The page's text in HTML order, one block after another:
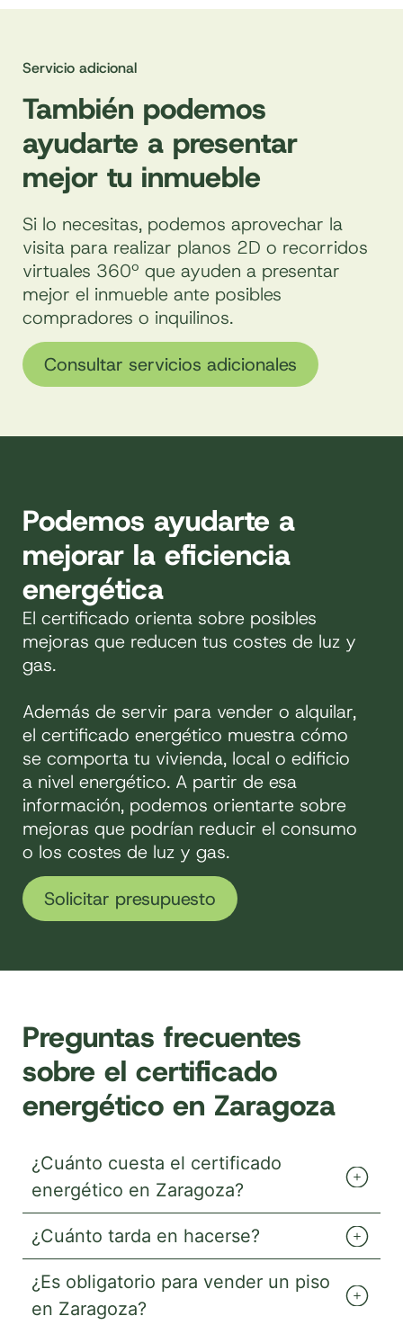
Servicio adicional
También podemos
ayudarte a presentar
mejor tu inmueble
Si lo necesitas, podemos aprovechar la
visita para realizar planos 2D o recorridos
virtuales 360º que ayuden a presentar
mejor el inmueble ante posibles
compradores o inquilinos.
Consultar servicios adicionales
Podemos ayudarte a
mejorar la eficiencia
energética
El certificado orienta sobre posibles
mejoras que reducen tus costes de luz y
gas.
Además de servir para vender o alquilar,
el certificado energético muestra cómo
se comporta tu vivienda, local o edificio
a nivel energético. A partir de esa
información, podemos orientarte sobre
mejoras que podrían reducir el consumo
o los costes de luz y gas.
Solicitar presupuesto
Preguntas frecuentes
sobre el certificado
energético en Zaragoza
¿Cuánto cuesta el certificado
energético en Zaragoza?
¿Cuánto tarda en hacerse?
¿Es obligatorio para vender un piso
en Zaragoza?